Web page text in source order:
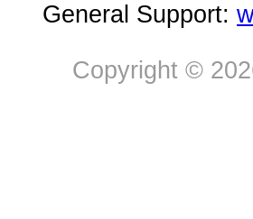
General Support:
Copyright ©